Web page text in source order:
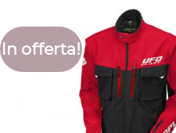
In offerta!